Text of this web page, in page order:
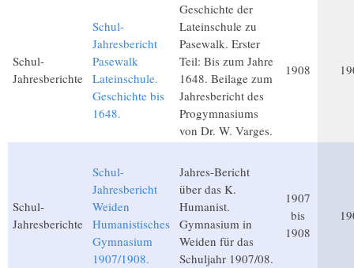
Schul-
Jahresberichte
Schul-
Jahresbericht
Pasewalk
Lateinschule.
Geschichte bis
1648.
Geschichte der
Lateinschule zu
Pasewalk. Erster
Teil: Bis zum Jahre
1648. Beilage zum
Jahresbericht des
Progymnasiums
von Dr. W. Varges.
1908
Schul-
Jahresberichte
Schul-
Jahresbericht
Weiden
Humanistisches
Gymnasium
1907/1908.
Jahres-Bericht
über das K.
Humanist.
Gymnasium in
Weiden für das
Schuljahr 1907/08.
1907
bis
1908